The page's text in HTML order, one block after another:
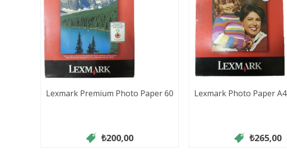
Lexmark Premium Photo Paper 60
₺200,00
Lexmark Photo Paper A4
₺265,00